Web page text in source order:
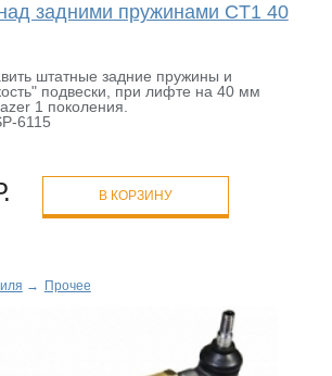
задними пружинами CT1 40
штатные задние пружины и
подвески, при лифте на 40 мм
1 поколения.
6115
В КОРЗИНУ
→ Прочее